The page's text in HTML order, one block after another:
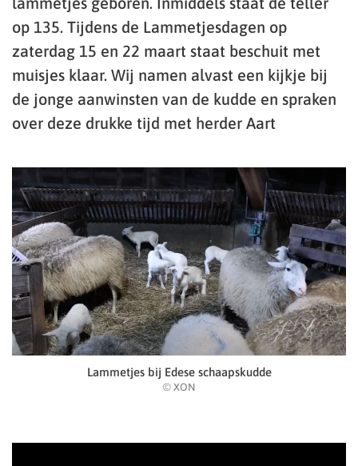
op 135. Tijdens de Lammetjesdagen op
zaterdag 15 en 22 maart staat beschuit met
muisjes klaar. Wij namen alvast een kijkje bij
de jonge aanwinsten van de kudde en spraken
over deze drukke tijd met herder Aart
Lammetjes bij Edese schaapskudde
© XON